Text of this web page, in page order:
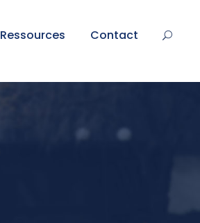
Ressources Contact